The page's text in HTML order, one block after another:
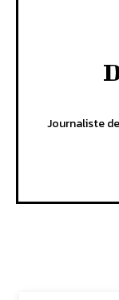
Journaliste